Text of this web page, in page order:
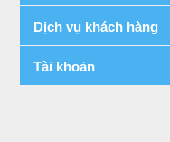
Maximum RAM
UDIMM 128 GB
Storage
Dịch vụ khách hàng
Tài khoản